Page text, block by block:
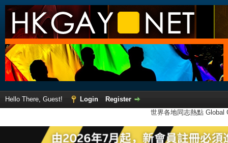
Hello There, Guest! Login
Register
世界各地同志熱點